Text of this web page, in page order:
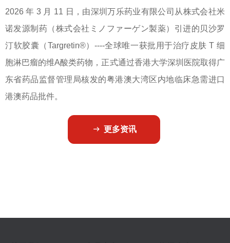
ꁹ 更多资讯
2026 年 3 月 11 日，由深圳万乐药业有限公司从株式会社米
诺发源制药（株式会社ミノファーゲン製薬）引进的贝沙罗
汀软胶囊（Targretin®）----全球唯一获批用于治疗皮肤 T 细
胞淋巴瘤的维A酸类药物，正式通过香港大学深圳医院取得广
东省药品监督管理局核发的粤港澳大湾区内地临床急需进口
港澳药品批件。